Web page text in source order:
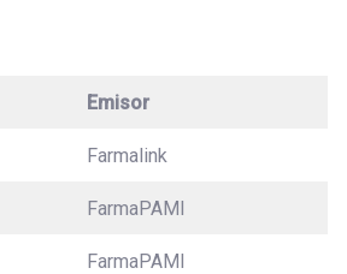
Emisor
Farmalink
FarmaPAMI
FarmaPAMI